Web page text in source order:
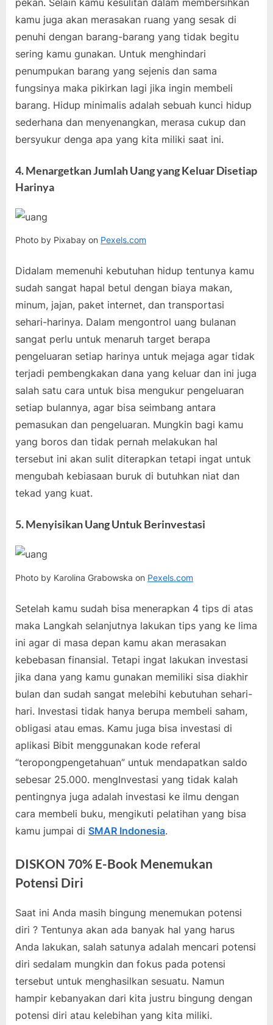
kamu juga akan merasakan ruang yang sesak di
penuhi dengan barang-barang yang tidak begitu
sering kamu gunakan. Untuk menghindari
penumpukan barang yang sejenis dan sama
fungsinya maka pikirkan lagi jika ingin membeli
barang. Hidup minimalis adalah sebuah kunci hidup
sederhana dan menyenangkan, merasa cukup dan
bersyukur denga apa yang kita miliki saat ini.
4. Menargetkan Jumlah Uang yang Keluar Disetiap
Harinya
Photo by Pixabay on Pexels.com
Didalam memenuhi kebutuhan hidup tentunya kamu
sudah sangat hapal betul dengan biaya makan,
minum, jajan, paket internet, dan transportasi
sehari-harinya. Dalam mengontrol uang bulanan
sangat perlu untuk menaruh target berapa
pengeluaran setiap harinya untuk mejaga agar tidak
terjadi pembengkakan dana yang keluar dan ini juga
salah satu cara untuk bisa mengukur pengeluaran
setiap bulannya, agar bisa seimbang antara
pemasukan dan pengeluaran. Mungkin bagi kamu
yang boros dan tidak pernah melakukan hal
tersebut ini akan sulit diterapkan tetapi ingat untuk
mengubah kebiasaan buruk di butuhkan niat dan
tekad yang kuat.
5. Menyisikan Uang Untuk Berinvestasi
Photo by Karolina Grabowska on Pexels.com
Setelah kamu sudah bisa menerapkan 4 tips di atas
maka Langkah selanjutnya lakukan tips yang ke lima
ini agar di masa depan kamu akan merasakan
kebebasan finansial. Tetapi ingat lakukan investasi
jika dana yang kamu gunakan memiliki sisa diakhir
bulan dan sudah sangat melebihi kebutuhan sehari-
hari. Investasi tidak hanya berupa membeli saham,
obligasi atau emas. Kamu juga bisa investasi di
aplikasi Bibit menggunakan kode referal
“teropongpengetahuan” untuk mendapatkan saldo
sebesar 25.000. mengInvestasi yang tidak kalah
pentingnya juga adalah investasi ke ilmu dengan
cara membeli buku, mengikuti pelatihan yang bisa
kamu jumpai di SMAR Indonesia.
DISKON 70% E-Book Menemukan
Potensi Diri
Saat ini Anda masih bingung menemukan potensi
diri ? Tentunya akan ada banyak hal yang harus
Anda lakukan, salah satunya adalah mencari potensi
diri sedalam mungkin dan fokus pada potensi
tersebut untuk menghasilkan sesuatu. Namun
hampir kebanyakan dari kita justru bingung dengan
potensi diri atau kelebihan yang kita miliki.